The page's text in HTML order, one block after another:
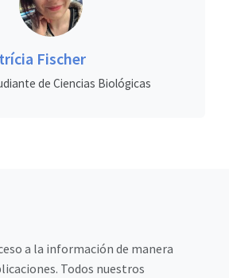
Fischer
de Ciencias Biológicas
a la información de manera
Todos nuestros